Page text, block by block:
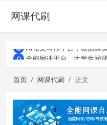
网课代刷
AI论文写作平台，根据真
全能网课平台，大学生网课、成教、
全能网课平台，大学生网课、成教、
首页 网课代刷 正文